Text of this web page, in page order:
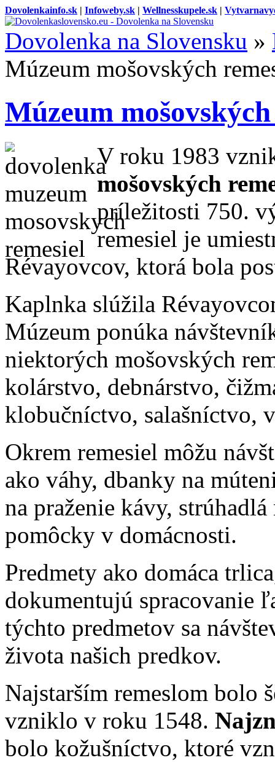
Dovolenkainfo.sk | Infoweby.sk | Wellnesskupele.sk |
Dovolenka na Slovensku »
Múzeum mošovských
Múzeum
V roku 1983
mošovských
príležitosti 750.
remesiel je
Révayovcov, ktorá bola
Kaplnka slúžila
Múzeum ponúka
niektorých mošovských
kolárstvo, debnárstvo,
klobučníctvo, salašníctvo,
Okrem remesiel môžu
ako váhy, dbanky na
na praženie kávy,
pomôcky v domácnosti.
Predmety ako domáca
dokumentujú spracovanie
týchto predmetov sa
života našich predkov.
Najstarším remeslom bolo
vzniklo v roku 1548.
bolo kožušníctvo, ktoré